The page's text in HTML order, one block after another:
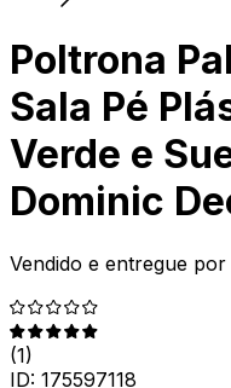
Poltrona
Sala Pé
Verde e
Dominic
Vendido e entregue por
(1)
ID: 175597118